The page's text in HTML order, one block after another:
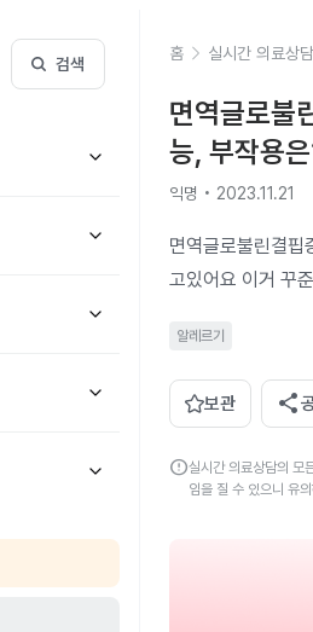
검색
홈 실시간 의료상담
면역글로불
능, 부작용
익명 • 2023.11.21
면역글로불린결
고있어요 이거 꾸
알레르기
보관 share
error실시간 의료상담의 모
임을 질 수 있으니 유